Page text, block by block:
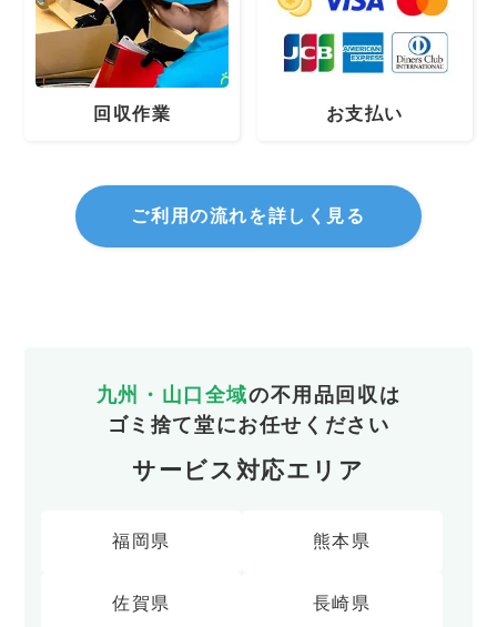
回収作業 お支払い
ご利用の流れを詳しく見る
九州・山口全域の不用品回収は
ゴミ捨て堂にお任せください
サービス対応エリア
福岡県 熊本県
佐賀県 長崎県